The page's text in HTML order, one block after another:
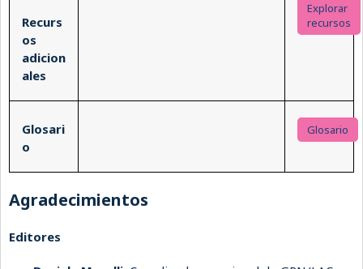
Recurs
os
adicion
ales
Explorar
recursos
Glosari
o
Glosario
Agradecimientos
Editores